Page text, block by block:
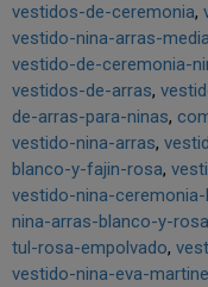
vestidos-de-ceremonia
vestido-nina-arras-
vestido-de-ceremonia-
vestidos-de-arras
de-arras-para-ninas
vestido-nina-arras
blanco-y-fajin-rosa
vestido-nina-
nina-arras-blanco-y-
tul-rosa-empolvado
vestido-nina-eva-